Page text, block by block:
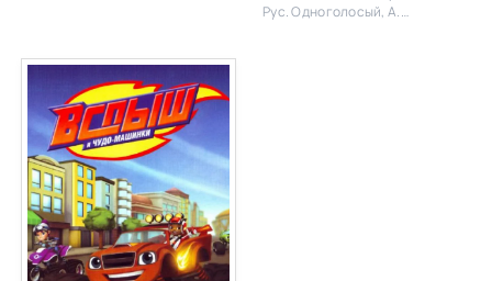
Рус. Одноголосый, А.